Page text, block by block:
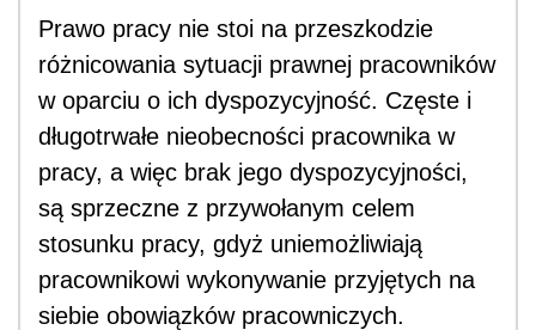
Prawo pracy nie stoi na przeszkodzie
różnicowania sytuacji prawnej pracowników
w oparciu o ich dyspozycyjność. Częste i
długotrwałe nieobecności pracownika w
pracy, a więc brak jego dyspozycyjności,
są sprzeczne z przywołanym celem
stosunku pracy, gdyż uniemożliwiają
pracownikowi wykonywanie przyjętych na
siebie obowiązków pracowniczych.